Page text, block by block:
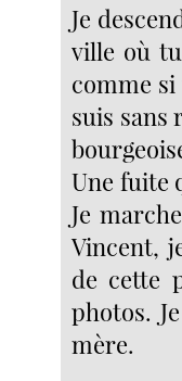
Je
ville où
comme si
suis sans
Une fuite
Je
Vincent,
de cette
photos.
mère.